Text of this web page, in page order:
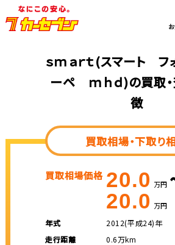
ｓｍａｒｔ(スマート フ
ーペ ｍｈｄ)の買取
徴
買取相場・下取り
買取相場価格 20.0 万円
20.0 万円
年式
2012(平成24)年
走行距離
0.6万km